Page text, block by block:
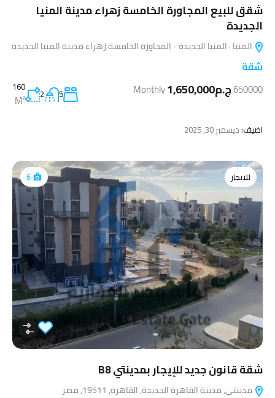
شقق للبيع المجاورة الخامسة زهراء مدينة المنيا
الجديدة
المنيا -المنيا الجديدة - المجاورة الخامسة زهراء مدينة المنيا الجديدة
شقة
650000ج.م1,650,000 Monthly
5
2
160
M²
اضيف:ديسمبر 30, 2025
للايجار 6
شقة قانون جديد للإيجار بمدينتي B8
مدينتي, مدينة القاهرة الجديدة, القاهرة, 19511, مصر